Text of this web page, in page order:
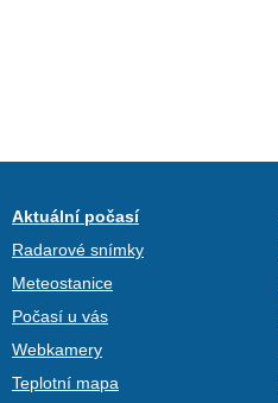
Aktuální počasí
Radarové snímky
Meteostanice
Počasí u vás
Webkamery
Teplotní mapa